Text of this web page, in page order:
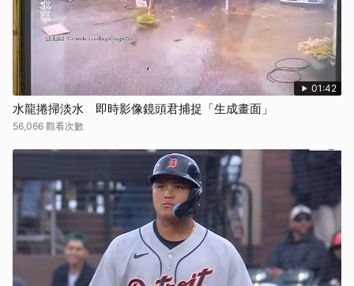
01:42
水龍捲掃淡水 即時影像鏡頭君捕捉「生成畫面」
56,066 觀看次數